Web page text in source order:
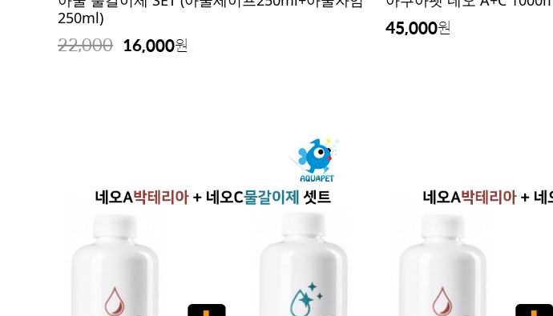
250ml)
22,000 16,000원
45,000원